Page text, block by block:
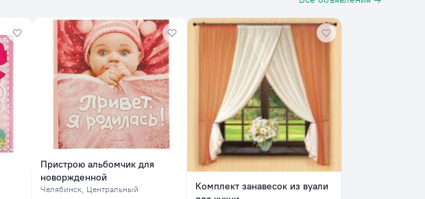
Пристрою альбомчик для
новоржденной
Челябинск, Центральный
Комплект занавесок из вуали